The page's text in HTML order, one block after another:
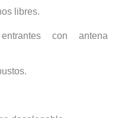
libres.
con antena